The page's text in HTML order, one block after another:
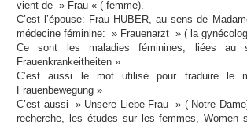
vient de » Frau « ( femme).
C’est l’épouse: Frau HUBER, au sens de
médecine féminine: » Frauenarzt » ( la
Ce sont les maladies féminines, liées
Frauenkrankeitheiten »
C’est aussi le mot utilisé pour traduire le
Frauenbewegung »
C’est aussi » Unsere Liebe Frau » ( Notre
recherche, les études sur les femmes, Women